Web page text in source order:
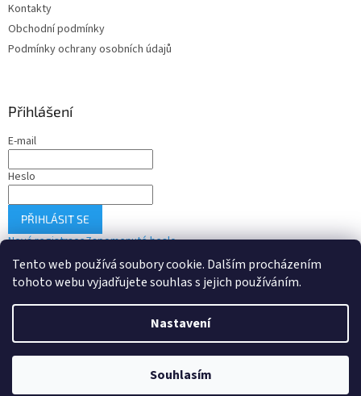
Tento web používá soubory cookie. Dalším procházením
tohoto webu vyjadřujete souhlas s jejich používáním.
Nastavení
Souhlasím
Kontakty
Obchodní podmínky
Podmínky ochrany osobních údajů
Přihlášení
E-mail
Heslo
PŘIHLÁSIT SE
Nová registraceZapomenuté heslo
Copyright 2026Drobné-elektro.cz. Všechna práva vyhrazena.
Upravit nastavení cookies